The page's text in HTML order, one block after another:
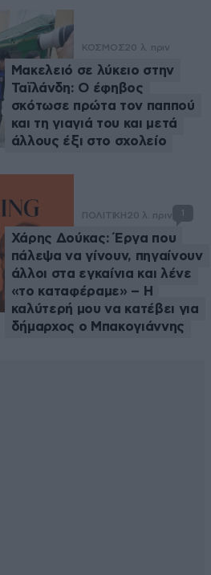
ΚΟΣΜΟΣ20 λ. πριν
Μακελειό σε λύκειο στην
Ταϊλάνδη: Ο έφηβος
σκότωσε πρώτα τον παππού
και τη γιαγιά του και μετά
άλλους έξι στο σχολείο
ΠΟΛΙΤΙΚΗ 20 λ. πριν 1
Χάρης Δούκας: Έργα που
πάλεψα να γίνουν, πηγαίνουν
άλλοι στα εγκαίνια και λένε
«το καταφέραμε» – Η
καλύτερή μου να κατέβει για
δήμαρχος ο Μπακογιάννης